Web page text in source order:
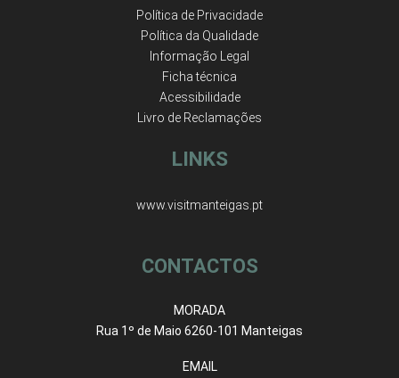
Política de Privacidade
Política da Qualidade
Informação Legal
Ficha técnica
Acessibilidade
Livro de Reclamações
LINKS
www.visitmanteigas.pt
CONTACTOS
MORADA
Rua 1º de Maio 6260-101 Manteigas
EMAIL